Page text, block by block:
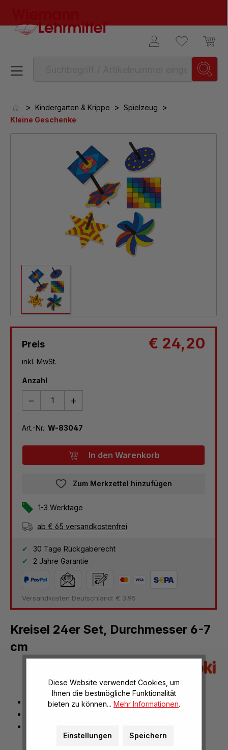
> Kindergarten & Krippe > Spielzeug >
Kleine Geschenke
Bildergalerie überspringen
Preis € 24,20
inkl. MwSt.
Anzahl
Art.-Nr.: W-83047
In den Warenkorb
Zum Merkzettel hinzufügen
1-3 Werktage
ab € 65 versandkostenfrei
30 Tage Rückgaberecht
2 Jahre Garantie
Versandkosten Deutschland: € 3,95
Kreisel 24er Set, Durchmesser 6-7
cm
Material: Holz
Diese Website verwendet Cookies, um
Ihnen die bestmögliche Funktionalität
bieten zu können... Mehr Informationen.
Einstellungen Speichern